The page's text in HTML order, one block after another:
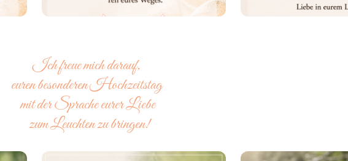
Ich freue mich darauf,
euren besonderen Hochzeitstag
mit der Sprache eurer Liebe
zum Leuchten zu bringen!